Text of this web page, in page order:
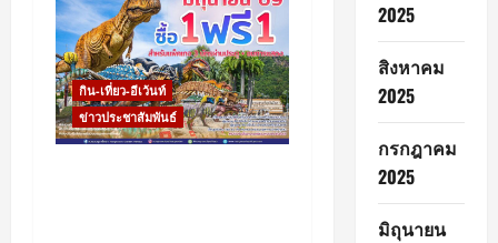
กิน-เที่ยว-อีเว้นท์
ข่าวประชาสัมพันธ์
2025
สิงหาคม
2025
กรกฎาคม
2025
มิถุนายน